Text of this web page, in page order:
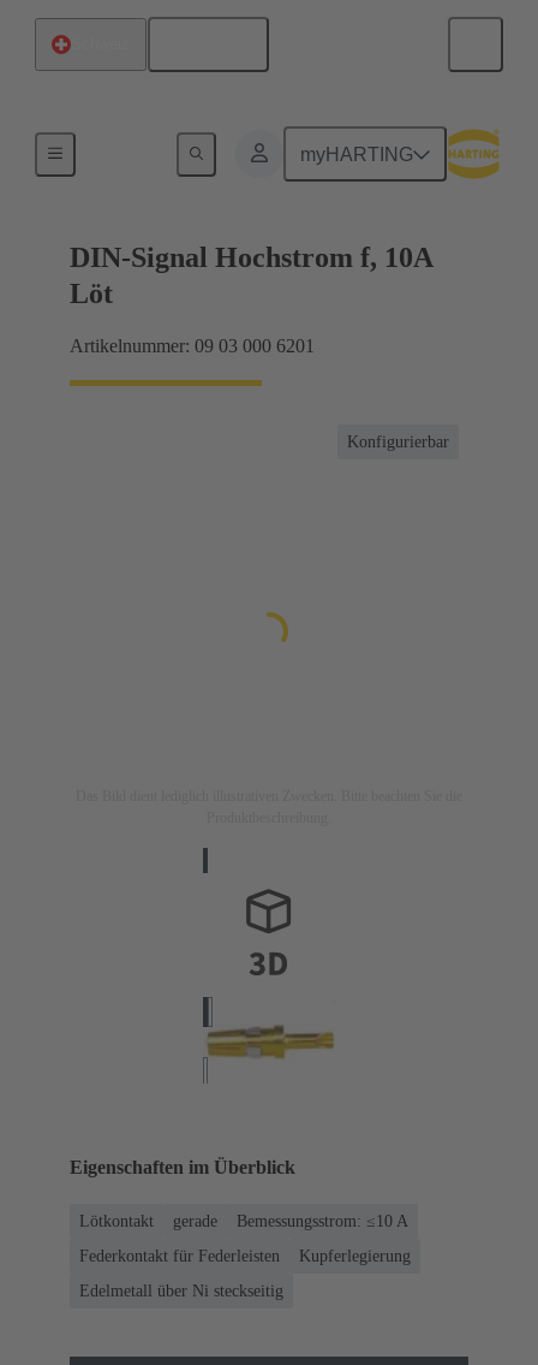
myHARTING
DIN-Signal Hochstrom f, 10A
Löt
Artikelnummer: 09 03 000 6201
Konfigurierbar
Eigenschaften im Überblick
Lötkontakt gerade
Bemessungsstrom: ≤10 A
Federkontakt für Federleisten
Kupferlegierung
Edelmetall über Ni steckseitig